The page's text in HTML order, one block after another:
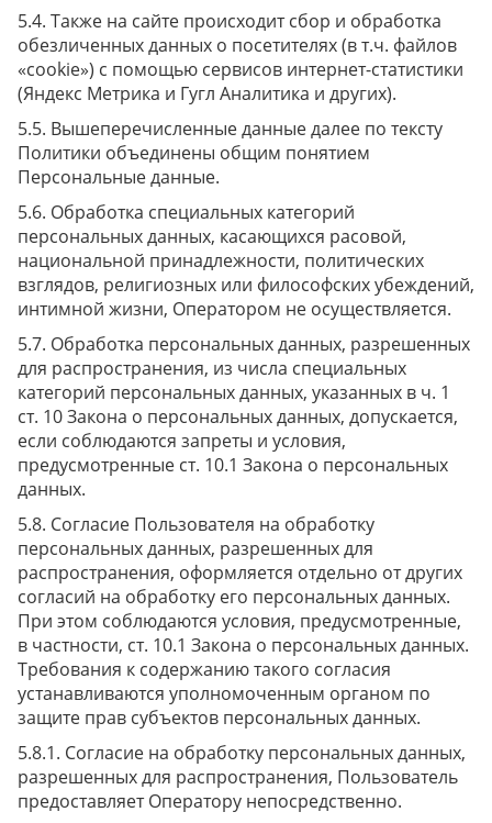
Также на сайте происходит сбор и обработка
обезличенных данных о посетителях (в т.ч. файлов
«cookie») с помощью сервисов интернет-статистики
(Яндекс Метрика и Гугл Аналитика и других).
Вышеперечисленные данные далее по тексту
Политики объединены общим понятием
Персональные данные.
Обработка специальных категорий
персональных данных, касающихся расовой,
национальной принадлежности, политических
взглядов, религиозных или философских убеждений,
интимной жизни, Оператором не осуществляется.
Обработка персональных данных, разрешенных
для распространения, из числа специальных
категорий персональных данных, указанных в ч. 1
ст. 10 Закона о персональных данных, допускается,
если соблюдаются запреты и условия,
предусмотренные ст. 10.1 Закона о персональных
данных.
Согласие Пользователя на обработку
персональных данных, разрешенных для
распространения, оформляется отдельно от других
согласий на обработку его персональных данных.
При этом соблюдаются условия, предусмотренные,
в частности, ст. 10.1 Закона о персональных данных.
Требования к содержанию такого согласия
устанавливаются уполномоченным органом по
защите прав субъектов персональных данных.
Согласие на обработку персональных данных,
разрешенных для распространения, Пользователь
предоставляет Оператору непосредственно.